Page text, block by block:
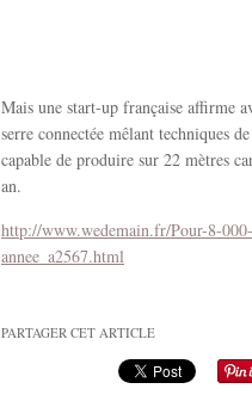
Mais une start-up française affirme
serre connectée mêlant techniques
capable de produire sur 22 mètres
an.
http://www.wedemain.fr/Pour-8-
annee_a2567.html
PARTAGER CET ARTICLE